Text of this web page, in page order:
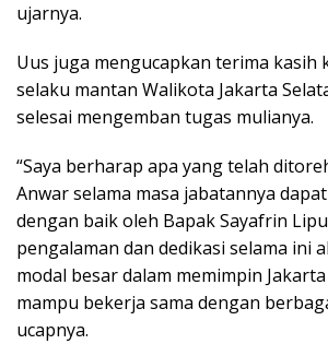
ujarnya.
Uus juga mengucapkan terima kasih
selaku mantan Walikota Jakarta
selesai mengemban tugas mulianya.
“Saya berharap apa yang telah
Anwar selama masa jabatannya
dengan baik oleh Bapak Sayafrin
pengalaman dan dedikasi selama ini
modal besar dalam memimpin
mampu bekerja sama dengan
ucapnya.